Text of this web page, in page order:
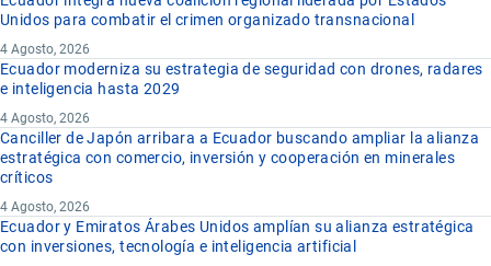
Unidos para combatir el crimen organizado transnacional
4 Agosto, 2026
Ecuador moderniza su estrategia de seguridad con drones, radares
e inteligencia hasta 2029
4 Agosto, 2026
Canciller de Japón arribara a Ecuador buscando ampliar la alianza
estratégica con comercio, inversión y cooperación en minerales
críticos
4 Agosto, 2026
Ecuador y Emiratos Árabes Unidos amplían su alianza estratégica
con inversiones, tecnología e inteligencia artificial